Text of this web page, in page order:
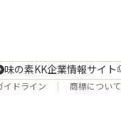
味の素KK企業情報サイト
イドライン 商標について